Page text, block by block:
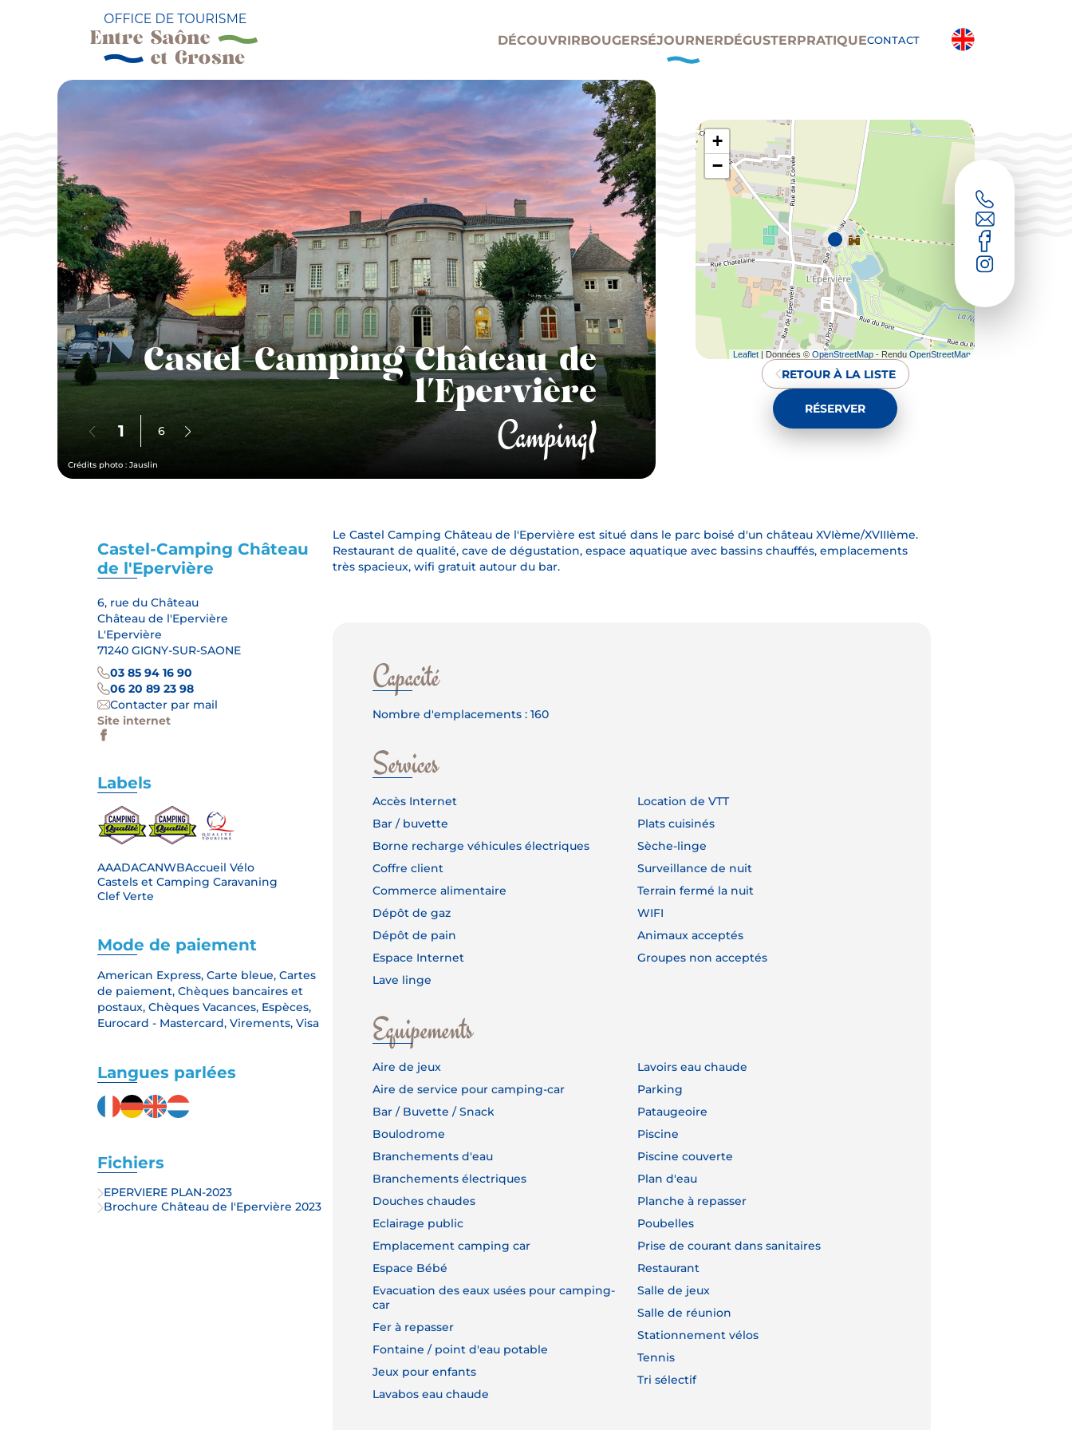
DÉCOUVRIRBOUGERSÉJOURNERDÉGUSTERPRATIQUECONTACT
Crédits photo : Jauslin
Castel-Camping Château de
l'Epervière
Camping
1 6
+
−
Leaflet | Données © OpenStreetMap - Rendu OpenStreetMap
RETOUR À LA LISTE
RÉSERVER
Le Castel Camping Château de l'Epervière est situé dans le parc boisé d'un château XVIème/XVIIIème.
Restaurant de qualité, cave de dégustation, espace aquatique avec bassins chauffés, emplacements
très spacieux, wifi gratuit autour du bar.
Capacité
Nombre d'emplacements : 160
Services
Accès Internet
Bar / buvette
Borne recharge véhicules électriques
Coffre client
Commerce alimentaire
Dépôt de gaz
Dépôt de pain
Espace Internet
Lave linge
Location de VTT
Plats cuisinés
Sèche-linge
Surveillance de nuit
Terrain fermé la nuit
WIFI
Animaux acceptés
Groupes non acceptés
Equipements
Aire de jeux
Aire de service pour camping-car
Bar / Buvette / Snack
Boulodrome
Branchements d'eau
Branchements électriques
Douches chaudes
Eclairage public
Emplacement camping car
Espace Bébé
Evacuation des eaux usées pour camping-
car
Fer à repasser
Fontaine / point d'eau potable
Jeux pour enfants
Lavabos eau chaude
Lavoirs eau chaude
Parking
Pataugeoire
Piscine
Piscine couverte
Plan d'eau
Planche à repasser
Poubelles
Prise de courant dans sanitaires
Restaurant
Salle de jeux
Salle de réunion
Stationnement vélos
Tennis
Tri sélectif
Castel-Camping Château
de l'Epervière
6, rue du Château
Château de l'Epervière
L'Epervière
71240 GIGNY-SUR-SAONE
03 85 94 16 90
06 20 89 23 98
Contacter par mail
Site internet
Labels
AAADACANWBAccueil Vélo
Castels et Camping Caravaning
Clef Verte
Mode de paiement
American Express, Carte bleue, Cartes
de paiement, Chèques bancaires et
postaux, Chèques Vacances, Espèces,
Eurocard - Mastercard, Virements, Visa
Langues parlées
Fichiers
EPERVIERE PLAN-2023
Brochure Château de l'Epervière 2023